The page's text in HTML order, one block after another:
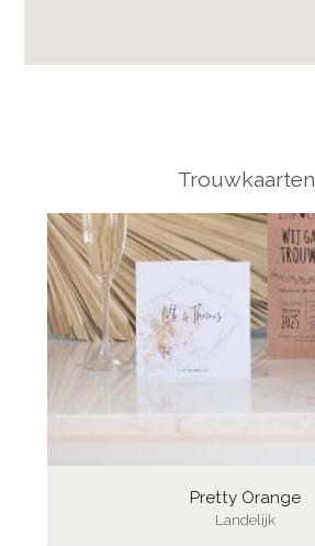
Trouwkaarten
Pretty Orange
Landelijk